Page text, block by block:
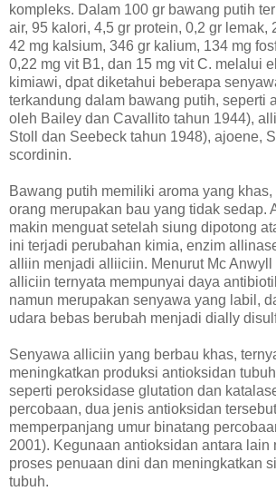
kompleks. Dalam 100 gr bawang putih
air, 95 kalori, 4,5 gr protein, 0,2 gr lemak,
42 mg kalsium, 346 gr kalium, 134 mg
0,22 mg vit B1, dan 15 mg vit C. melalui
kimiawi, dpat diketahui beberapa
terkandung dalam bawang putih, seperti
oleh Bailey dan Cavallito tahun 1944),
Stoll dan Seebeck tahun 1948), ajoene,
scordinin.
Bawang putih memiliki aroma yang
orang merupakan bau yang tidak sedap.
makin menguat setelah siung dipotong
ini terjadi perubahan kimia, enzim
alliin menjadi alliiciin. Menurut Mc Anwyll
alliciin ternyata mempunyai daya
namun merupakan senyawa yang labil,
udara bebas berubah menjadi dially
Senyawa alliciin yang berbau khas,
meningkatkan produksi antioksidan
seperti peroksidase glutation dan
percobaan, dua jenis antioksidan
memperpanjang umur binatang
2001). Kegunaan antioksidan antara lain
proses penuaan dini dan meningkatkan
tubuh.